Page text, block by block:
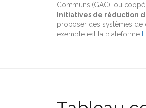
Communs (GAC), ou
Initiatives de réduction
proposer des systèmes de
exemple est la plateforme